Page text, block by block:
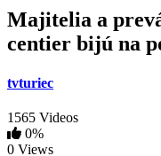
Majitelia a
centier bijú na
tvturiec
1565 Videos
0%
0 Views